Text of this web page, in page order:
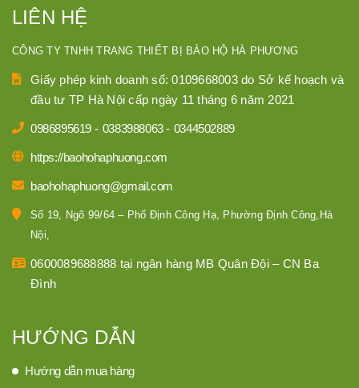
LIÊN HỆ
CÔNG TY TNHH TRANG THIẾT BỊ BẢO HỘ HÀ PHƯƠNG
Giấy phép kinh doanh số: 0109668003 do Sở kế hoạch và
đầu tư TP Hà Nội cấp ngày 11 tháng 6 năm 2021
0986895619 - 0383988063- 0344502889
https://baohohaphuong.com
baohohaphuong@gmail.com
Số 19, Ngõ 99/64 – Phố Định Công Hạ, Phường Định Công,Hà
Nội,
0600089688888 tại ngân hàng MB Quân Đội – CN Ba
Đình
HƯỚNG DẪN
Hướng dẫn mua hàng